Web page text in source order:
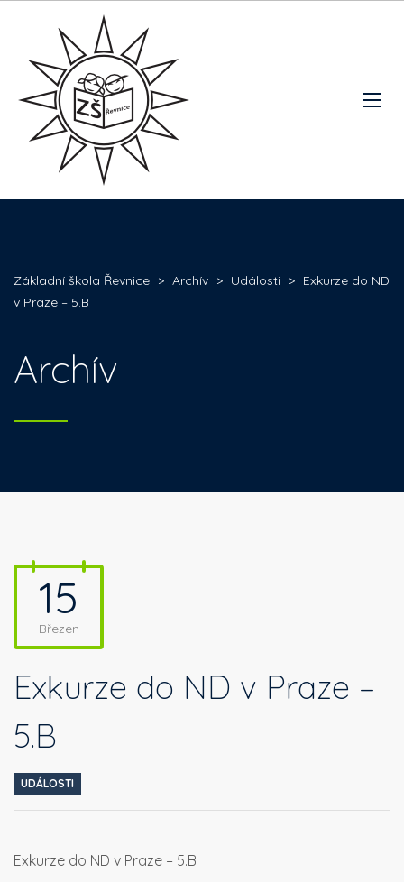
Základní škola Řevnice > Archív > Události > Exkurze do ND
v Praze – 5.B
Archív
15
Březen
Exkurze do ND v Praze –
5.B
UDÁLOSTI
Exkurze do ND v Praze – 5.B